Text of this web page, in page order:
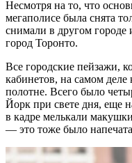
Несмотря на то, что
мегаполисе была снята
снимали в другом
город Торонто.
Все городские пейзажи,
кабинетов, на самом
полотне. Всего было
Йорк при свете дня, еще
в кадре мелькали
— это тоже было